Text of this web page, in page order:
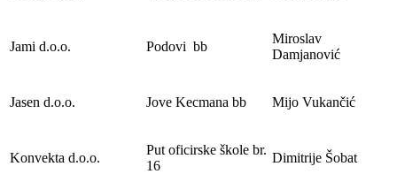
Jami d.o.o. Podovi bb
Miroslav
Damjanović
Jasen d.o.o. Jove Kecmana bb Mijo Vukančić
Konvekta d.o.o.
Put oficirske škole br.
16
Dimitrije Šobat